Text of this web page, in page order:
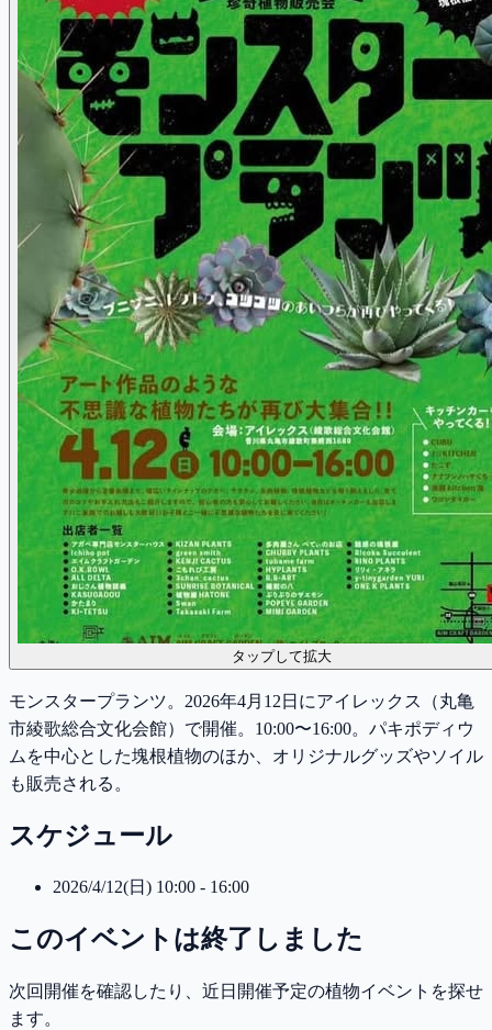
タップして拡大
モンスタープランツ。2026年4月12日にアイレックス（丸亀
市綾歌総合文化会館）で開催。10:00〜16:00。パキポディウ
ムを中心とした塊根植物のほか、オリジナルグッズやソイル
も販売される。
スケジュール
2026/4/12(日) 10:00 - 16:00
このイベントは終了しました
次回開催を確認したり、近日開催予定の植物イベントを探せ
ます。